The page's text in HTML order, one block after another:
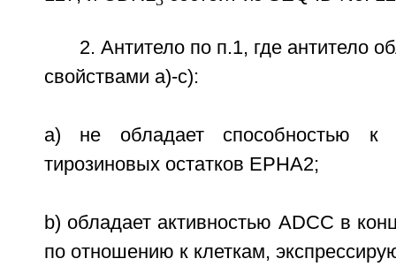
2. Антитело по п.1, где антитело
свойствами а)-с):
а) не обладает способностью к
тирозиновых остатков ЕРНА2;
b) обладает активностью ADCC в
по отношению к клеткам,